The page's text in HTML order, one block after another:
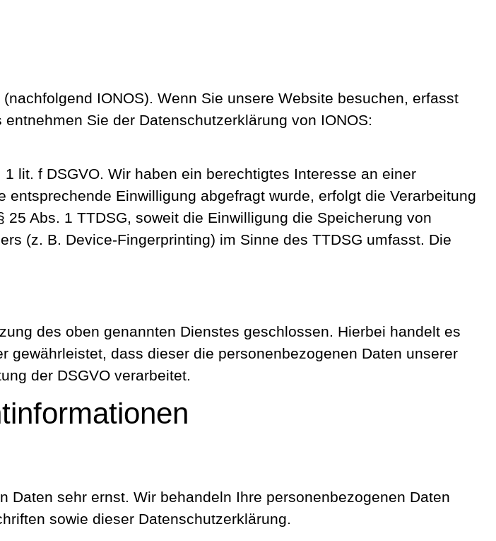
IONOS). Wenn Sie unsere Website besuchen, erfasst
Sie der Datenschutzerklärung von IONOS:
lit. f DSGVO. Wir haben ein berechtigtes Interesse an einer
Einwilligung abgefragt wurde, erfolgt die Verarbeitung
Abs. 1 TTDSG, soweit die Einwilligung die Speicherung von
(z. B. Device-Fingerprinting) im Sinne des TTDSG umfasst. Die
des oben genannten Dienstes geschlossen. Hierbei handelt es
dass dieser die personenbezogenen Daten unserer
der DSGVO verarbeitet.
sehr ernst. Wir behandeln Ihre personenbezogenen Daten
sowie dieser Datenschutzerklärung.